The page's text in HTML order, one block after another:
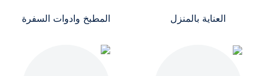
العناية بالمنزل المطبخ وادوات السفرة